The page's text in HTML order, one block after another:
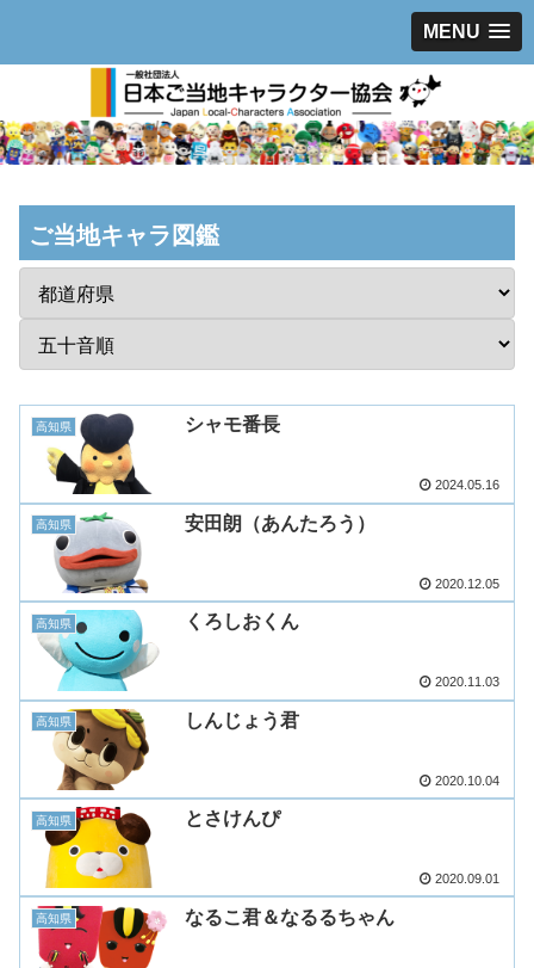
MENU
ご当地キャラ図鑑
高知県 シャモ番長
2024.05.16
高知県 安田朗（あんたろう）
2020.12.05
高知県 くろしおくん
2020.11.03
高知県 しんじょう君
2020.10.04
高知県 とさけんぴ
2020.09.01
高知県 なるこ君＆なるるちゃん